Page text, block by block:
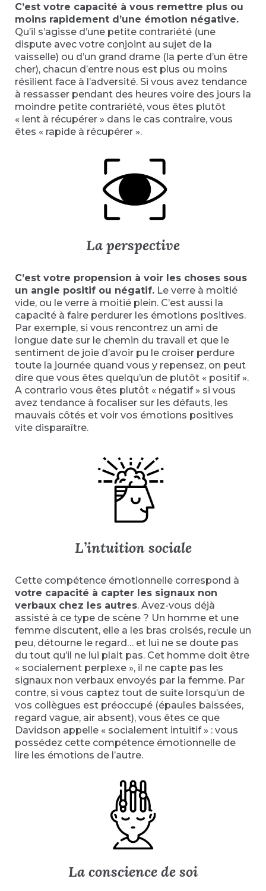
C’est votre capacité à vous remettre plus ou
moins rapidement d’une émotion négative.
Qu’il s’agisse d’une petite contrariété (une
dispute avec votre conjoint au sujet de la
vaisselle) ou d’un grand drame (la perte d’un être
cher), chacun d’entre nous est plus ou moins
résilient face à l’adversité. Si vous avez tendance
à ressasser pendant des heures voire des jours la
moindre petite contrariété, vous êtes plutôt
« lent à récupérer » dans le cas contraire, vous
êtes « rapide à récupérer ».
La perspective
C’est votre propension à voir les choses sous
un angle positif ou négatif. Le verre à moitié
vide, ou le verre à moitié plein. C’est aussi la
capacité à faire perdurer les émotions positives.
Par exemple, si vous rencontrez un ami de
longue date sur le chemin du travail et que le
sentiment de joie d’avoir pu le croiser perdure
toute la journée quand vous y repensez, on peut
dire que vous êtes quelqu’un de plutôt « positif ».
A contrario vous êtes plutôt « négatif » si vous
avez tendance à focaliser sur les défauts, les
mauvais côtés et voir vos émotions positives
vite disparaître.
L’intuition sociale
Cette compétence émotionnelle correspond à
votre capacité à capter les signaux non
verbaux chez les autres. Avez-vous déjà
assisté à ce type de scène ? Un homme et une
femme discutent, elle a les bras croisés, recule un
peu, détourne le regard… et lui ne se doute pas
du tout qu’il ne lui plait pas. Cet homme doit être
« socialement perplexe », il ne capte pas les
signaux non verbaux envoyés par la femme. Par
contre, si vous captez tout de suite lorsqu’un de
vos collègues est préoccupé (épaules baissées,
regard vague, air absent), vous êtes ce que
Davidson appelle « socialement intuitif » : vous
possédez cette compétence émotionnelle de
lire les émotions de l’autre.
La conscience de soi